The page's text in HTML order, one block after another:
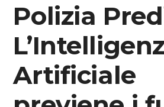
Polizia
Artificiale